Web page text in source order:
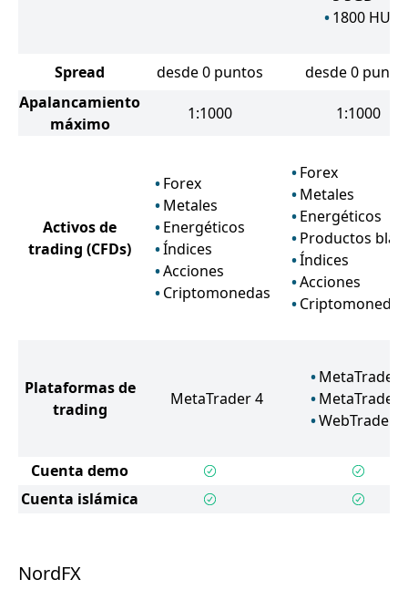
1800 HUF
Spread desde 0 puntos
desde 0
Apalancamiento
máximo
1:1000 1:1000
Activos de
trading (CFDs)
Forex
Metales
Energéticos
Índices
Acciones
Criptomonedas
Forex
Metales
Energéticos
Productos
Índices
Acciones
Criptomonedas
Plataformas de
trading
MetaTrader 4
MetaTrader
MetaTrader
WebTrader
Cuenta demo
Cuenta islámica
NordFX